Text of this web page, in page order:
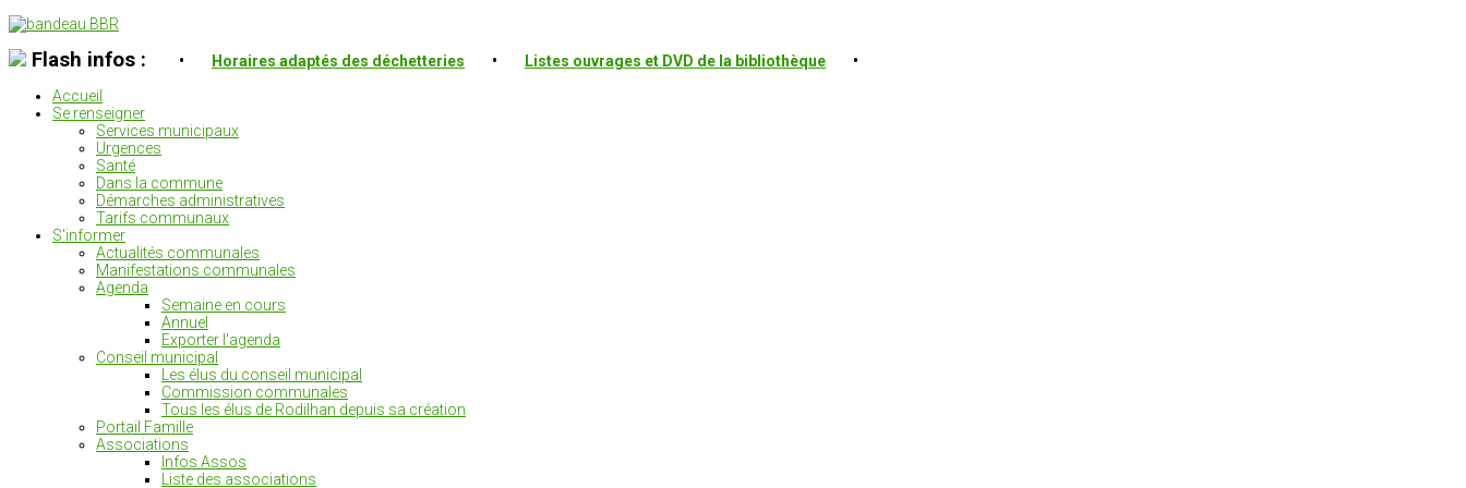
Flash infos : • Horaires adaptés des déchetteries • Listes ouvrages et DVD de la bibliothèque
•
Accueil
Se renseigner
Services municipaux
Urgences
Santé
Dans la commune
Démarches administratives
Tarifs communaux
S'informer
Actualités communales
Manifestations communales
Agenda
Semaine en cours
Annuel
Exporter l'agenda
Conseil municipal
Les élus du conseil municipal
Commission communales
Tous les élus de Rodilhan depuis sa création
Portail Famille
Associations
Infos Assos
Liste des associations